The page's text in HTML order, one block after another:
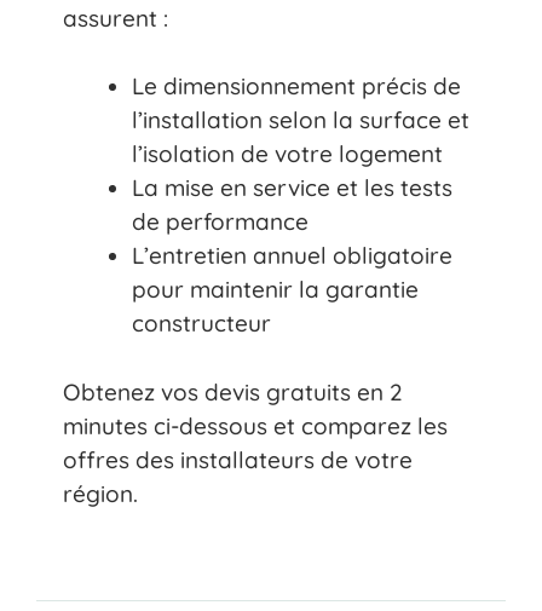
assurent :
Le dimensionnement précis de
l’installation selon la surface et
l’isolation de votre logement
La mise en service et les tests
de performance
L’entretien annuel obligatoire
pour maintenir la garantie
constructeur
Obtenez vos devis gratuits en 2
minutes ci-dessous et comparez les
offres des installateurs de votre
région.